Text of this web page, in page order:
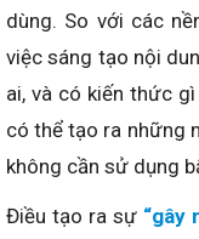
dùng. So với các
việc sáng tạo nội
ai, và có kiến thức
có thể tạo ra những
không cần sử dụng
Điều tạo ra sự “gây